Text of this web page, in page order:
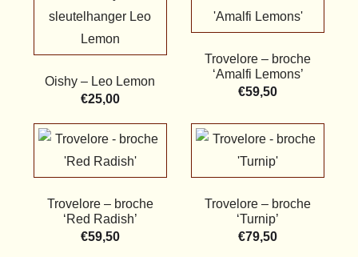
Oishy – Leo Lemon
€25,00
Trovelore – broche
‘Amalfi Lemons’
€59,50
Trovelore – broche
‘Red Radish’
€59,50
Trovelore – broche
‘Turnip’
€79,50